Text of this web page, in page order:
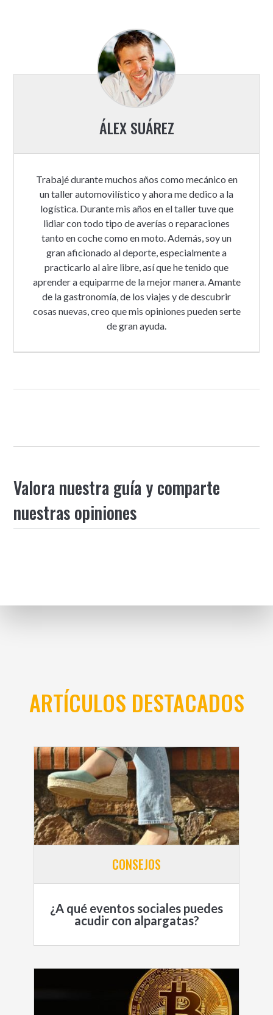
ÁLEX SUÁREZ
Trabajé durante muchos años como mecánico en
un taller automovilístico y ahora me dedico a la
logística. Durante mis años en el taller tuve que
lidiar con todo tipo de averías o reparaciones
tanto en coche como en moto. Además, soy un
gran aficionado al deporte, especialmente a
practicarlo al aire libre, así que he tenido que
aprender a equiparme de la mejor manera. Amante
de la gastronomía, de los viajes y de descubrir
cosas nuevas, creo que mis opiniones pueden serte
de gran ayuda.
Valora nuestra guía y comparte
nuestras opiniones
ARTÍCULOS DESTACADOS
CONSEJOS
¿A qué eventos sociales puedes
acudir con alpargatas?